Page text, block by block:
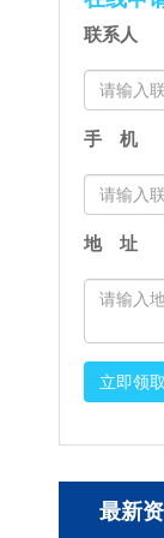
联系人
手 机
地 址
立即领
最新